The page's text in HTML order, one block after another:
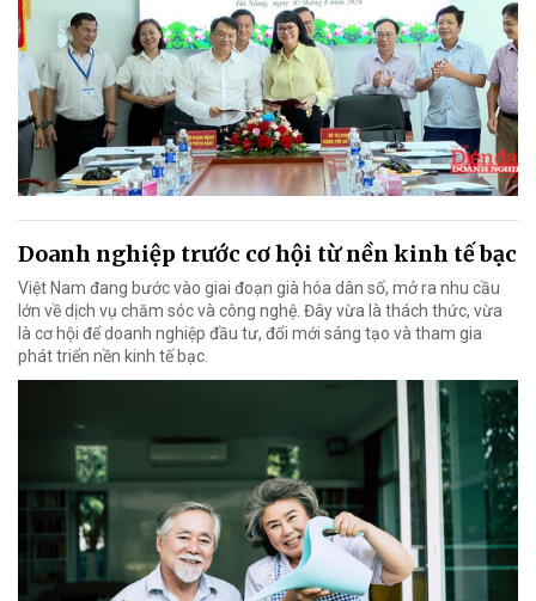
Doanh nghiệp trước cơ hội từ nền kinh tế bạc
Việt Nam đang bước vào giai đoạn già hóa dân số, mở ra nhu cầu
lớn về dịch vụ chăm sóc và công nghệ. Đây vừa là thách thức, vừa
là cơ hội để doanh nghiệp đầu tư, đổi mới sáng tạo và tham gia
phát triển nền kinh tế bạc.